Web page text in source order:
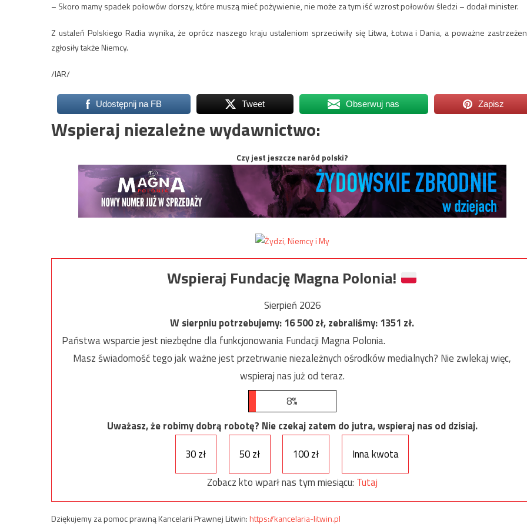
– Skoro mamy spadek połowów dorszy, które muszą mieć pożywienie, nie może za tym iść wzrost połowów śledzi – dodał minister.
Z ustaleń Polskiego Radia wynika, że oprócz naszego kraju ustaleniom sprzeciwiły się Litwa, Łotwa i Dania, a poważne
zgłosiły także Niemcy.
/IAR/
Udostępnij na FB Tweet Obserwuj nas Zapisz
Wspieraj niezależne wydawnictwo:
Czy jest jeszcze naród polski?
Wspieraj Fundację Magna Polonia!
Sierpień 2026
W sierpniu potrzebujemy:16 500zł, zebraliśmy:1351 zł.
Państwa wsparcie jest niezbędne dla funkcjonowania Fundacji Magna Polonia.
Masz świadomość tego jak ważne jest przetrwanie niezależnych ośrodków medialnych? Nie zwlekaj więc,
wspieraj nas już od teraz.
8%
Uważasz, że robimy dobrą robotę? Nie czekaj zatem do jutra, wspieraj nas od dzisiaj.
30 zł
50 zł 100 zł
Inna kwota
Zobacz kto wparł nas tym miesiącu: Tutaj
Dziękujemy za pomoc prawną Kancelarii Prawnej Litwin:https://kancelaria-litwin.pl